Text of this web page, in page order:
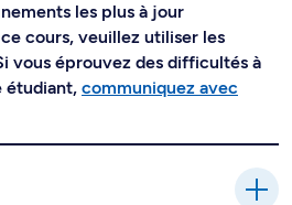
les plus à jour
cours, veuillez utiliser les
vous éprouvez des difficultés à
étudiant, communiquez avec